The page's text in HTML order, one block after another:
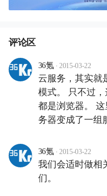
评论区
36氪 · 2015-03-22
云服务，其实就
模式。 只不过
都是浏览器。
务器变成了一组
36氪 · 2015-03-22
我们会适时做相
们。